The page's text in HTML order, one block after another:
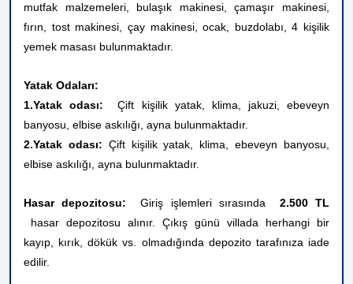
mutfak malzemeleri, bulaşık makinesi, çamaşır makinesi,
fırın, tost makinesi, çay makinesi, ocak, buzdolabı, 4 kişilik
yemek masası bulunmaktadır.
Yatak Odaları:
1.Yatak odası:
Çift kişilik yatak, klima, jakuzi, ebeveyn
banyosu, elbise askılığı, ayna bulunmaktadır.
2.Yatak odası: Çift kişilik yatak,
klima, ebeveyn banyosu,
elbise askılığı ayna bulunmaktadır.
Hasar depozitosu: Giriş işlemleri sırasında 2.500 TL
hasar depozitosu alınır. Çıkış günü villada herhangi bir
kayıp, kırık, dökük vs. olmadığında depozito tarafınıza iade
edilir.